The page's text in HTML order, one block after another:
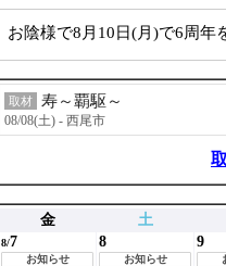
お陰様で8月10日(月)で6周年
取材 寿～覇駆～
08/08(土) - 西尾市
金 土
8/7
お知らせ
8
お知らせ
9